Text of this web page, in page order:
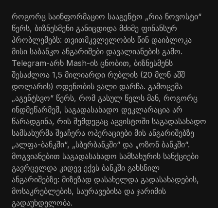
როგორც საინფორმაციო სააგენტო „რია ნოვოსტი“
წერს, ბიზნესმენი განიცდიდა მძიმე ფინანსურ
პრობლემებს: თვითმკვლელობის წინ დაიბლოკა
მისი საბანკო ანგარიშები დავალიანების გამო.
Telegram-არხ Mash-ის ცნობით, ბიზნესმენს
შესაძლოა 1,5 მილიარდი რუბლის (20 მლნ აშშ
დოლარის) ოდენობის ვალი დარჩა. გამოცემა
„აგენტსვო“ წერს, რომ გასულ წელს მან, როგორც
ინდმეწარმემ, საგადასახადო დეკლარაცია არ
წარადგინა, რის შემდეგაც აგვისტოში საგადასახადო
სამსახურმა შეაჩერა ოპერაციები მის ანგარიშებზე
„ალფა-ბანკში“, „სბერბანკში“ და „ოზონ ბანკში“.
მოგვიანებით საგადასახადო სამსახურის სანქციები
გავრცელდა კიდევ ექვს ბანკში გახსნილ
ანგარიშებზე: მიზეზად დასახელდა გადასახადების,
მოსაკრებლების, საურავებისა და ჯარიმის
გადაუხდელობა.